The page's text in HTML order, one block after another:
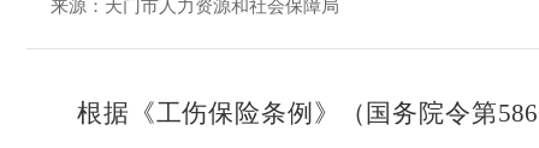
来源：天门市人力资源和社会保障局
根据《工伤保险条例》（国务院令第